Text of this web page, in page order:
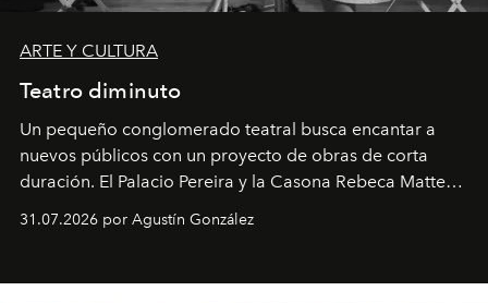
ARTE Y CULTURA
Teatro diminuto
Un pequeño conglomerado teatral busca encantar a
nuevos públicos con un proyecto de obras de corta
duración. El Palacio Pereira y la Casona Rebeca Matte
son algunos de los lugares que han albergado estas
miniobras. Sus puestas en escena son limpias; ponen el
31.07.2026 por Agustín González